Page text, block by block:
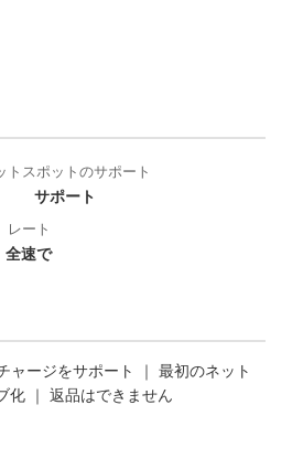
トスポットのサポート
サポート
レート
全速で
ャージをサポート ｜ 最初のネット
化 ｜ 返品はできません